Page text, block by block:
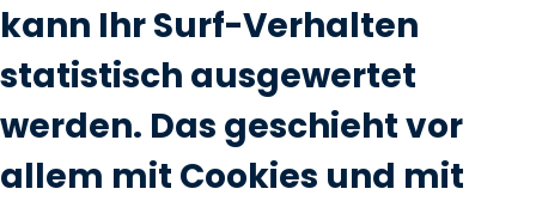
kann Ihr Surf-Verhalten
statistisch ausgewertet
werden. Das geschieht vor
allem mit Cookies und mit